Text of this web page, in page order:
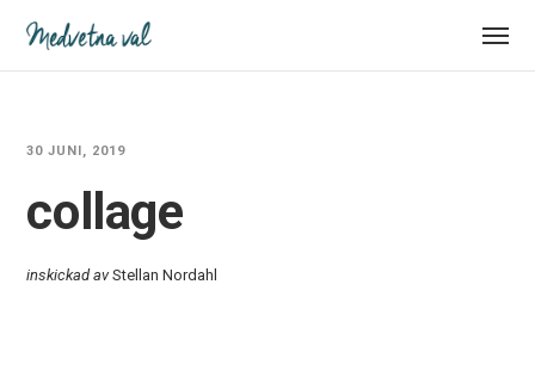
30 JUNI, 2019
collage
inskickad avStellan Nordahl